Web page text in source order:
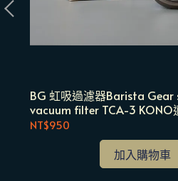
BG 虹吸過濾器Barista Gear
vacuum filter TCA-3 KONO
NT$950
加入購物車